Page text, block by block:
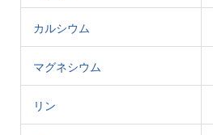
カルシウム
マグネシウム
リン